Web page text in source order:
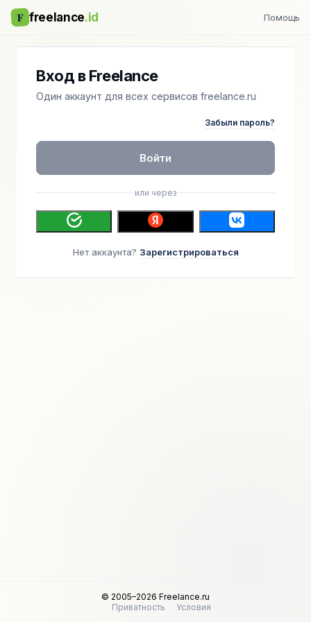
F freelance.id Помощь
Вход в Freelance
Один аккаунт для всех сервисов freelance.ru
Забыли пароль?
Войти
или через
Нет аккаунта? Зарегистрироваться
© 2005–2026 Freelance.ru
Приватность
Условия